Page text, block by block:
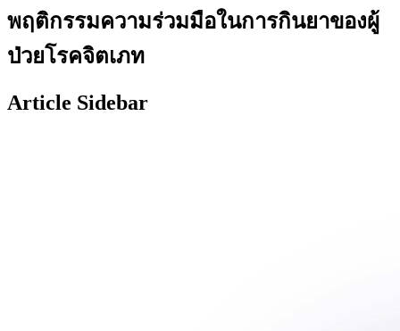
พฤติกรรมความร่วมมือในการกินยาของผู้
ป่วยโรคจิตเภท
Article Sidebar